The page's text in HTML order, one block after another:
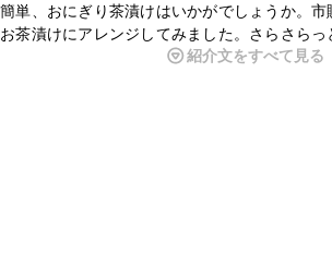
簡単、おにぎり茶漬けはいかがでしょうか。
お茶漬けにアレンジしてみました。さらさらっ
腹が減ったときの軽食や夜食などにもぴったり
紹介文をすべて見る